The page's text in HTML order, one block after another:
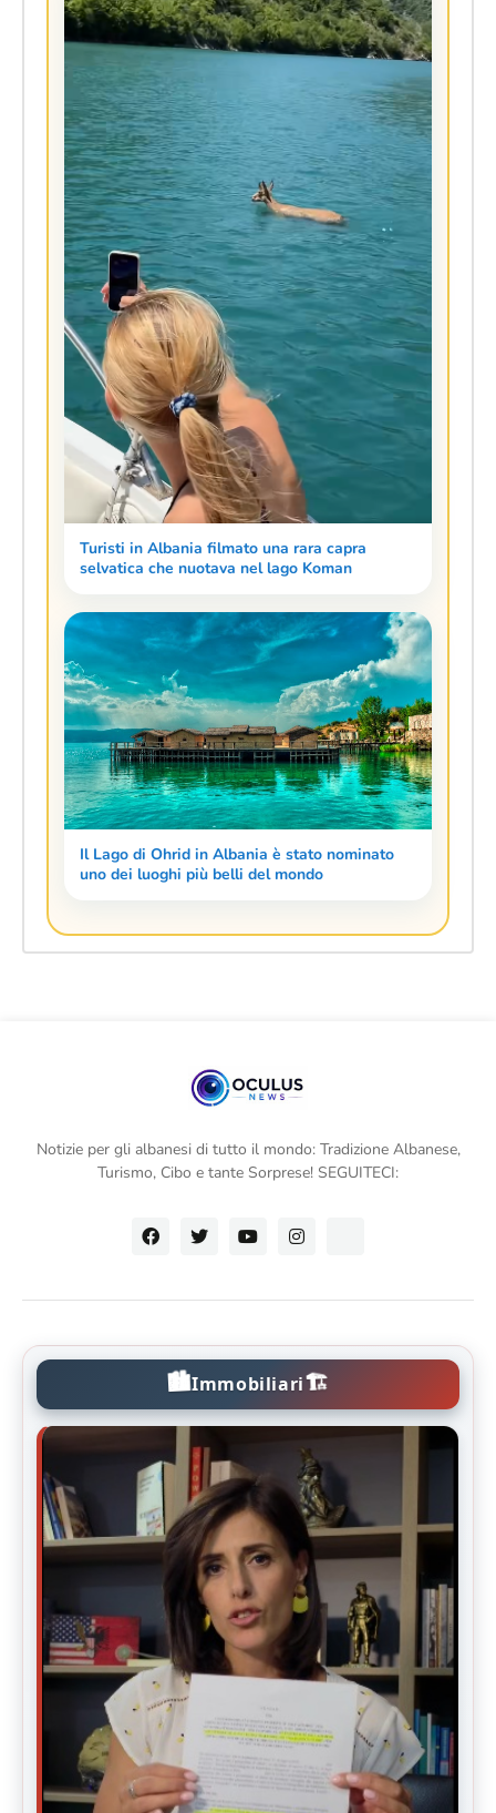
Turisti in Albania filmato una rara capra
selvatica che nuotava nel lago Koman
Il Lago di Ohrid in Albania è stato nominato
uno dei luoghi più belli del mondo
Notizie per gli albanesi di tutto il mondo: Tradizione Albanese,
Turismo, Cibo e tante Sorprese! SEGUITECI:
🏙️Immobiliari🏗️